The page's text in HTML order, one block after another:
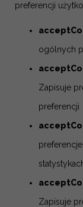
preferencji
ogólnych
Zapisuje
preferencji
Zapisuje